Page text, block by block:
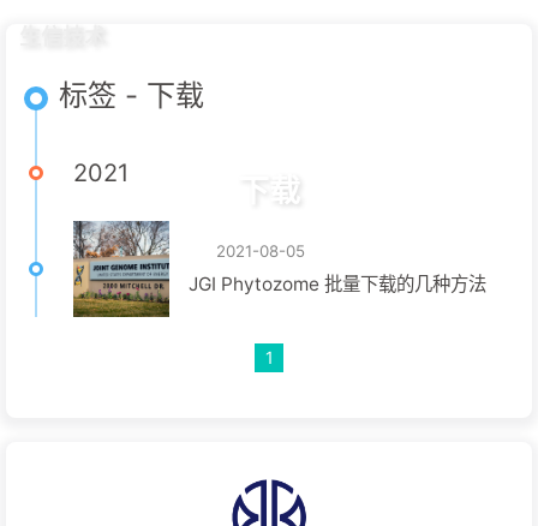
下载
标签 - 下载
2021
2021-08-05
JGI Phytozome 批量下载的几种方法
1